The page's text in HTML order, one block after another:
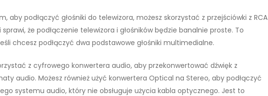
aby podłączyć głośniki do telewizora, możesz skorzystać z przejściówki z RCA
że podłączenie telewizora i głośników będzie banalnie proste. To
chcesz podłączyć dwa podstawowe głośniki multimedialne.
z cyfrowego konwertera audio, aby przekonwertować dźwięk z
audio. Możesz również użyć konwertera Optical na Stereo, aby podłączyć
systemu audio, który nie obsługuje użycia kabla optycznego. Jest to